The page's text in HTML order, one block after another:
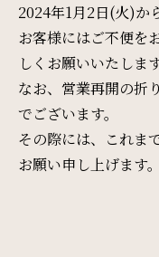
Gallery
フォトギャラリー
One
会員プログラム
2024年1月2日(火)か
お客様にはご不便を
しくお願いいたします
なお、営業再開の折
でございます。
その際には、これま
お願い申し上げます。